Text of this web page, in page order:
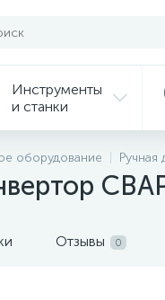
Инструменты
и станки
оборудование Ручная
Отзывы 0